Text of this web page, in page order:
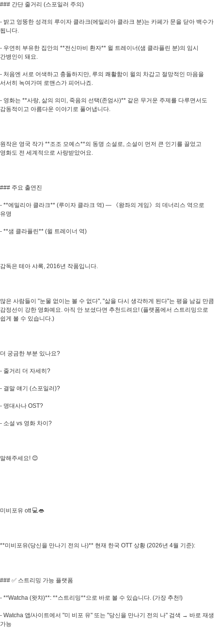
### 간단 줄거리 (스포일러 주의)
- 밝고 엉뚱한 성격의 루이자 클라크(에밀리아 클라크 분)는 카페가 문을 닫아 백수가
됩니다.
- 우연히 부유한 집안의 **전신마비 환자** 윌 트레이너(샘 클라플린 분)의 임시
간병인이 돼요.
- 처음엔 서로 어색하고 충돌하지만, 루의 쾌활함이 윌의 차갑고 절망적인 마음을
서서히 녹여가며 로맨스가 피어나죠.
- 영화는 **사랑, 삶의 의미, 죽음의 선택(존엄사)** 같은 무거운 주제를 다루면서도
감동적이고 아름다운 이야기로 풀어냅니다.
원작은 영국 작가 **조조 모예스**의 동명 소설로, 소설이 먼저 큰 인기를 끌었고
영화도 전 세계적으로 사랑받았어요.
### 주요 출연진
- **에밀리아 클라크** (루이자 클라크 역) — 《왕좌의 게임》의 데너리스 역으로
유명
- **샘 클라플린** (윌 트레이너 역)
감독은 테아 샤록, 2016년 작품입니다.
많은 사람들이 "눈물 없이는 볼 수 없다", "삶을 다시 생각하게 된다"는 평을 남길 만큼
감정선이 강한 영화예요. 아직 안 보셨다면 추천드려요! (플랫폼에서 스트리밍으로
쉽게 볼 수 있습니다.)
더 궁금한 부분 있나요?
- 줄거리 더 자세히?
- 결말 얘기 (스포일러)?
- 명대사나 OST?
- 소설 vs 영화 차이?
말해주세요! 😊
미비포유 ott 💻👄
**미비포유(당신을 만나기 전의 나)** 현재 한국 OTT 상황 (2026년 4월 기준):
### ✅ 스트리밍 가능 플랫폼
- **Watcha (왓챠)**: **스트리밍**으로 바로 볼 수 있습니다. (가장 추천!)
- Watcha 앱/사이트에서 "미 비포 유" 또는 "당신을 만나기 전의 나" 검색 → 바로 재생
가능